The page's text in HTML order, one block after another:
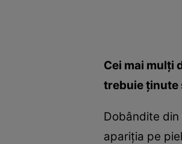
Cei mai mulţi
trebuie ţinute
Dobândite
apariţia pe